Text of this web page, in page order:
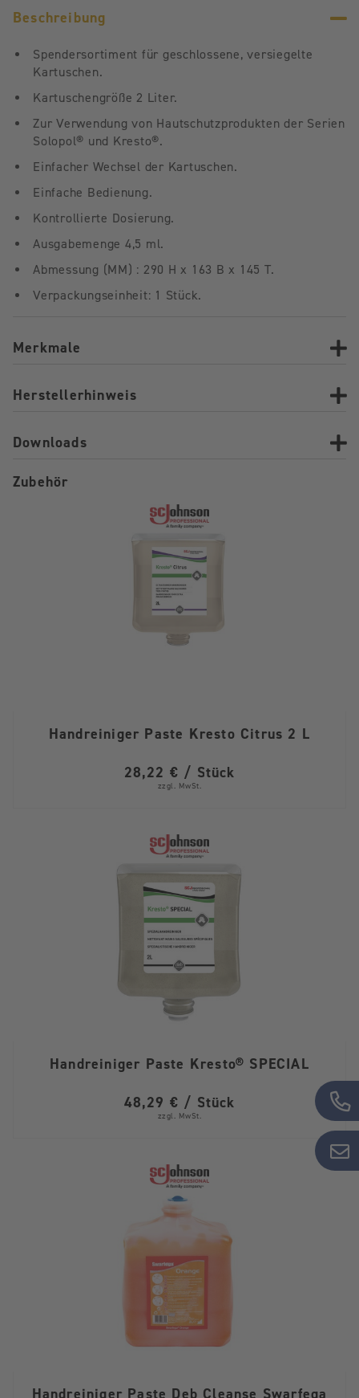
Beschreibung
Spendersortiment für geschlossene, versiegelte
Kartuschen.
Kartuschengröße 2 Liter.
Zur Verwendung von Hautschutzprodukten der Serien
Solopol® und Kresto®.
Einfacher Wechsel der Kartuschen.
Einfache Bedienung.
Kontrollierte Dosierung.
Ausgabemenge 4,5 ml.
Abmessung (MM) : 290 H x 163 B x 145 T.
Verpackungseinheit: 1 Stück.
Merkmale
Herstellerhinweis
Downloads
Zubehör
Handreiniger Paste Kresto Citrus 2 L
28,22 € / Stück
zzgl. MwSt.
Handreiniger Paste Kresto® SPECIAL
48,29 € / Stück
zzgl. MwSt.